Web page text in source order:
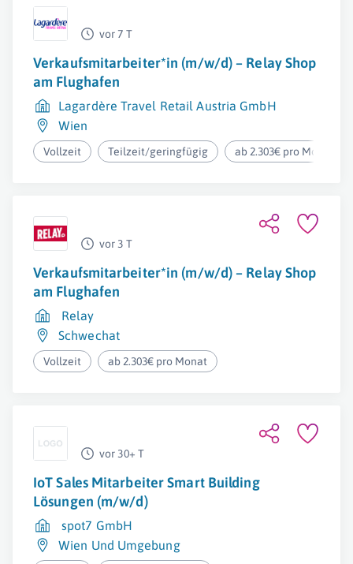
vor 7 T
Verkaufsmitarbeiter*in (m/w/d) – Relay Shop
am Flughafen
Lagardère Travel Retail Austria GmbH
Wien
Vollzeit Teilzeit/geringfügig ab 2.303€ pro Monat
vor 3 T
Verkaufsmitarbeiter*in (m/w/d) – Relay Shop
am Flughafen
Relay
Schwechat
Vollzeit ab 2.303€ pro Monat
vor 30+ T
IoT Sales Mitarbeiter Smart Building
Lösungen (m/w/d)
spot7 GmbH
Wien Und Umgebung